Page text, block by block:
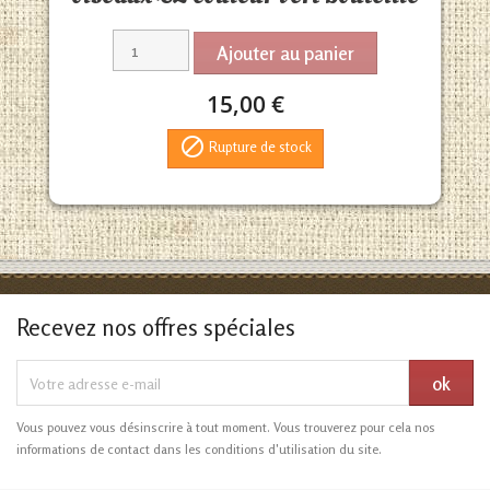
Ajouter au panier
15,00 €
 Rupture de stock
Recevez nos offres spéciales
Vous pouvez vous désinscrire à tout moment. Vous trouverez pour cela nos
informations de contact dans les conditions d'utilisation du site.